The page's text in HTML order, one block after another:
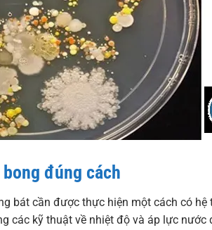
đúng cách
bát cần được thực hiện một cách có
các kỹ thuật về nhiệt độ và áp lực